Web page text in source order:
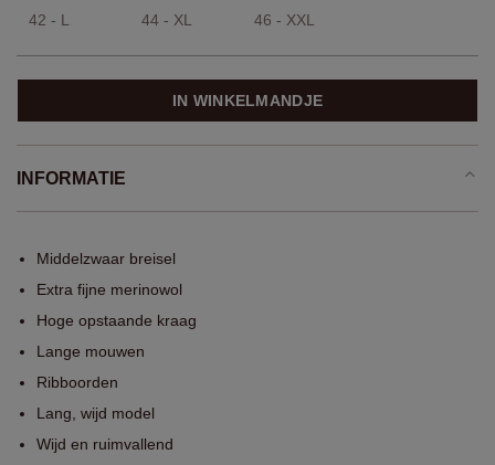
42 - L 44 - XL 46 - XXL
IN WINKELMANDJE
INFORMATIE
Middelzwaar breisel
Extra fijne merinowol
Hoge opstaande kraag
Lange mouwen
Ribboorden
Lang, wijd model
Wijd en ruimvallend